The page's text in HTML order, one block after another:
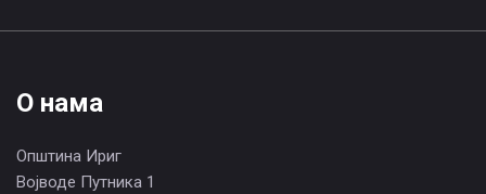
О нама
Општина Ириг
Војводе Путника 1